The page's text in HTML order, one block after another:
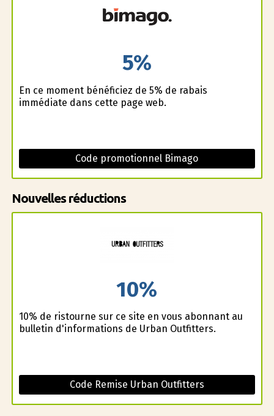
5%
En ce moment bénéficiez de 5% de rabais
immédiate dans cette page web.
Code promotionnel Bimago
Nouvelles réductions
10%
10% de ristourne sur ce site en vous abonnant au
bulletin d'informations de Urban Outfitters.
Code Remise Urban Outfitters